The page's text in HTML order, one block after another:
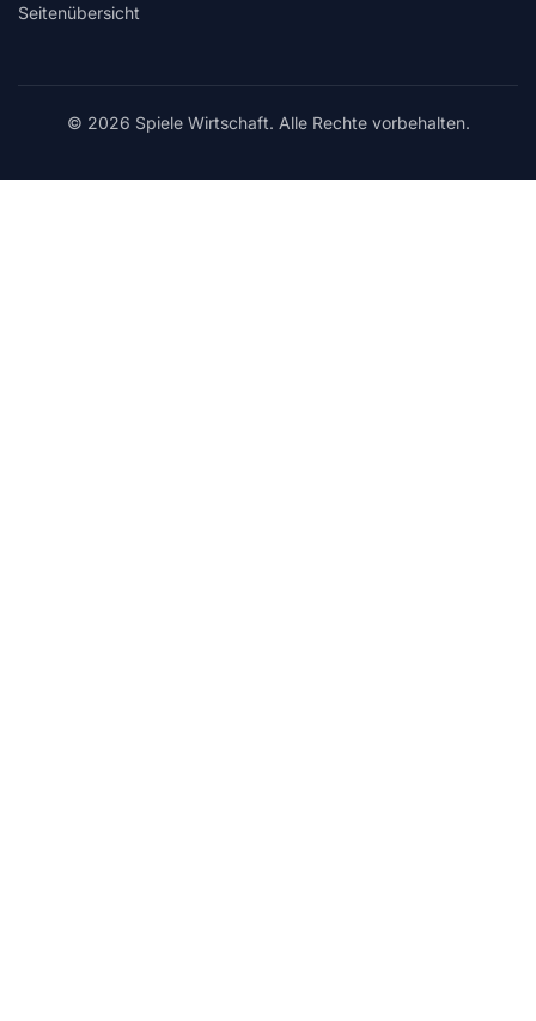
Seitenübersicht
© 2026 Spiele Wirtschaft. Alle Rechte vorbehalten.